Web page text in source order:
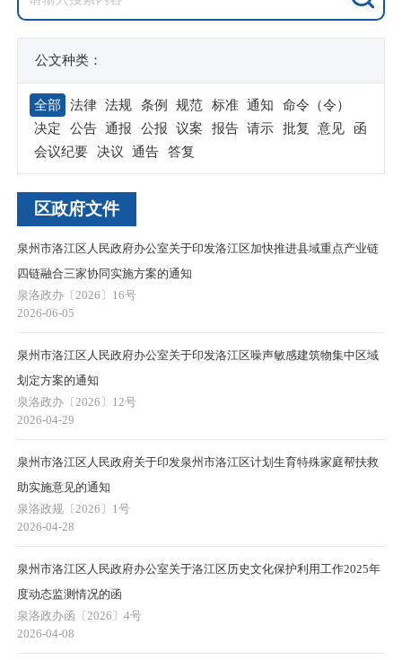
公文种类：
全部 法律 法规 条例 规范 标准 通知
命令（令）
决定
公告 通报 公报 议案 报告 请示 批复 意见
函
会议纪要
决议 通告 答复
区政府文件
泉州市洛江区人民政府办公室关于印发洛江区加快推进县域重点产业链
四链融合三家协同实施方案的通知
泉洛政办〔2026〕16号
2026-06-05
泉州市洛江区人民政府办公室关于印发洛江区噪声敏感建筑物集中区域
划定方案的通知
泉洛政办〔2026〕12号
2026-04-29
泉州市洛江区人民政府关于印发泉州市洛江区计划生育特殊家庭帮扶救
助实施意见的通知
泉洛政规〔2026〕1号
2026-04-28
泉州市洛江区人民政府办公室关于洛江区历史文化保护利用工作2025年
度动态监测情况的函
泉洛政办函〔2026〕4号
2026-04-08